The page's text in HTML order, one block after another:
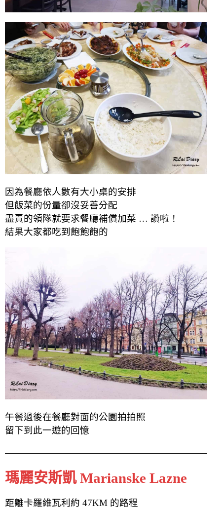
因為餐廳依人數有大小桌的安排
但飯菜的份量卻沒妥善分配
盡責的領隊就要求餐廳補償加菜 … 讚啦！
結果大家都吃到飽飽飽的
午餐過後在餐廳對面的公園拍拍照
留下到此一遊的回憶
瑪麗安斯凱 Marianske Lazne
距離卡羅維瓦利約 47KM 的路程